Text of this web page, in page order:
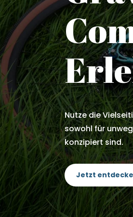
Nutze die
sowohl für
konzipiert sind.
Jetzt